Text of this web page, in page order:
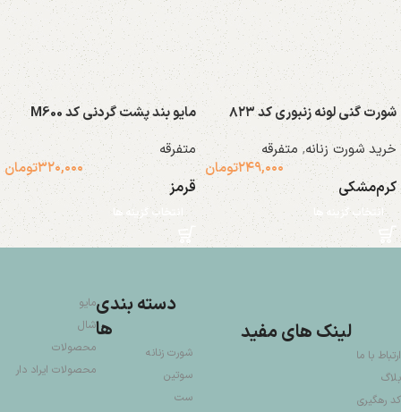
شورت گنی لونه زنبوری کد ۸۲۳
خرید شورت زنانه, متفرقه
۲۴۹,۰۰۰تومان
کرممشکی
انتخاب گزینه ها
مایو بند پشت گردنی کد M600
متفرقه
۳۲۰,۰۰۰تومان
قرمز
انتخاب گزینه ها
لینک های مفید
ارتباط با ما
بلاگ
کد رهگیری
دسته بندی
ها
شورت زنانه
سوتین
ست
مایو
شال
محصولات
محصولات ایراد دار